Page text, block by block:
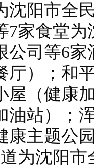
沈阳市全
7家食堂
公司等6
厅）；和
屋（健康
油站）；
康主题公
为沈阳